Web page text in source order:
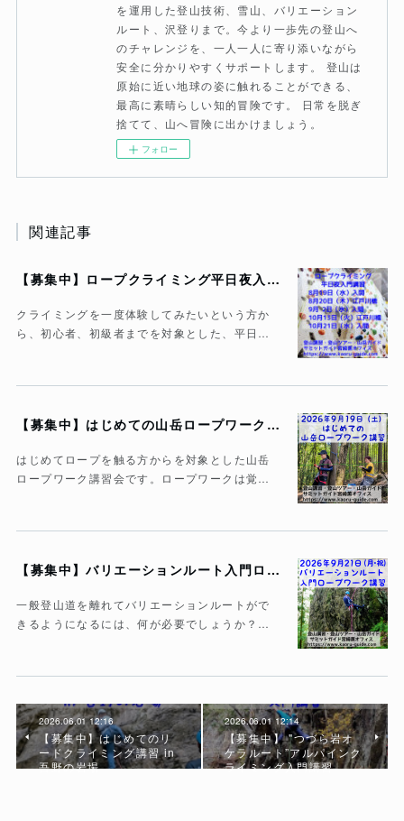
を運用した登山技術、雪山、バリエーション
ルート、沢登りまで。今より一歩先の登山へ
のチャレンジを、一人一人に寄り添いながら
安全に分かりやすくサポートします。 登山は
原始に近い地球の姿に触れることができる、
最高に素晴らしい知的冒険です。 日常を脱ぎ
捨てて、山へ冒険に出かけましょう。
フォロー
関連記事
【募集中】ロープクライミング平日夜入門講習
クライミングを一度体験してみたいという方か
ら、初心者、初級者までを対象とした、平日…
【募集中】はじめての山岳ロープワーク講習
はじめてロープを触る方からを対象とした山岳
ロープワーク講習会です。ロープワークは覚…
【募集中】バリエーションルート入門ロープワーク講習
一般登山道を離れてバリエーションルートがで
きるようになるには、何が必要でしょうか？…
2026.06.01 12:16
【募集中】はじめてのリ
ードクライミング講習 in
吾野の岩場
2026.06.01 12:14
【募集中】 "つづら岩オ
ケラルート”アルパインク
ライミング入門講習